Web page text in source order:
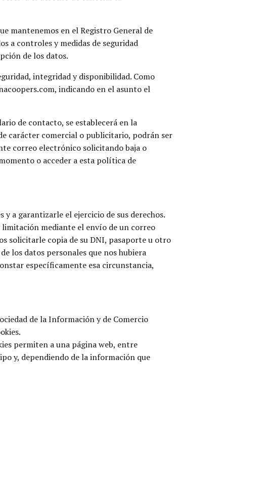
mantenemos en el Registro General de
a controles y medidas de seguridad
de los datos.
integridad y disponibilidad. Como
indicando en el asunto el
de contacto, se establecerá en la
carácter comercial o publicitario, podrán ser
correo electrónico solicitando baja o
o acceder a esta política de
a garantizarle el ejercicio de sus derechos.
mediante el envío de un correo
solicitarle copia de su DNI, pasaporte u otro
los datos personales que nos hubiera
específicamente esa circunstancia,
de la Información y de Comercio
permiten a una página web, entre
y, dependiendo de la información que